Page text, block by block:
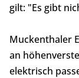
gilt: "Es gibt
Muckenthaler
an
elektrisch